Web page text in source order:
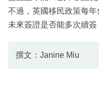
不過，英國移民政策每
未來簽證是否能多次續簽
撰文：Janine Miu